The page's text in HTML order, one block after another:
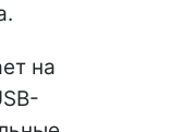
на